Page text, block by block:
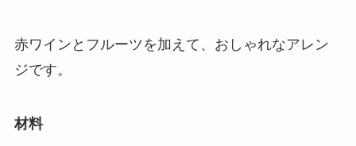
赤ワインとフルーツを加えて、おしゃれなアレン
ジです。
材料